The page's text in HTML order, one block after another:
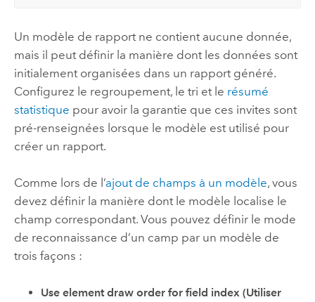
Un modèle de rapport ne contient aucune donnée,
mais il peut définir la manière dont les données sont
initialement organisées dans un rapport généré.
Configurez le regroupement, le tri et le résumé
statistique pour avoir la garantie que ces invites sont
pré-renseignées lorsque le modèle est utilisé pour
créer un rapport.
Comme lors de l’ajout de champs à un modèle, vous
devez définir la manière dont le modèle localise le
champ correspondant. Vous pouvez définir le mode
de reconnaissance d’un camp par un modèle de
trois façons :
Use element draw order for field index (Utiliser